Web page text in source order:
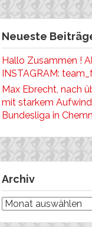
Neueste
Hallo Zusammen !
INSTAGRAM:
Max Ebrecht, nach
mit starkem
Bundesliga in
Archiv
Archiv